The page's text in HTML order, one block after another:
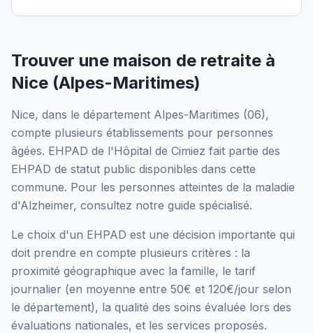
Trouver une maison de retraite à
Nice (Alpes-Maritimes)
Nice, dans le département Alpes-Maritimes (06),
compte plusieurs établissements pour personnes
âgées. EHPAD de l'Hôpital de Cimiez fait partie des
EHPAD de statut public disponibles dans cette
commune. Pour les personnes atteintes de la maladie
d'Alzheimer, consultez notre guide spécialisé.
Le choix d'un EHPAD est une décision importante qui
doit prendre en compte plusieurs critères : la
proximité géographique avec la famille, le tarif
journalier (en moyenne entre 50€ et 120€/jour selon
le département), la qualité des soins évaluée lors des
évaluations nationales, et les services proposés.